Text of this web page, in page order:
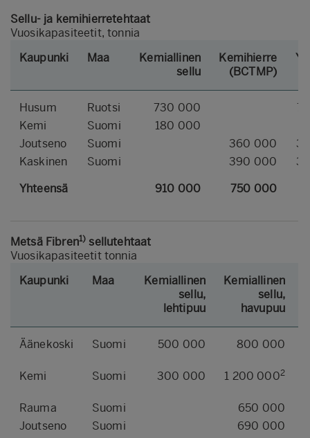
Sellu- ja kemihierretehtaat
Vuosikapasiteetit, tonnia
Kaupunki
Maa
Kemiallinen
sellu
Kemihierre
(BCTMP)
Husum Ruotsi 730 000
Kemi
Suomi 180 000
Joutseno
Suomi 360 000
Kaskinen
Suomi 390 000
Yhteensä 910 000 750 000
Metsä Fibren1) sellutehtaat
Vuosikapasiteetit tonnia
Kaupunki
Maa
Kemiallinen
sellu,
lehtipuu
Kemiallinen
sellu,
havupuu
Äänekoski Suomi 500 000 800 000
Kemi Suomi 300 000 1 200 0002
Rauma Suomi 650 000
Joutseno
Suomi 690 000